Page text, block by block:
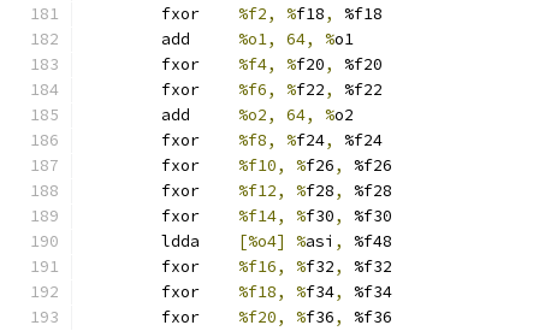
%f2, %f18,
%f18
%o1, 64, %o1
%f4, %f20,
%f20
%f6, %f22,
%f22
%o2, 64, %o2
%f8, %f24,
%f24
%f10, %f26,
%f26
%f12, %f28,
%f28
%f14, %f30,
%f30
[%o4] %asi ,
%f48
%f16, %f32,
%f32
%f18, %f34,
%f34
%f20, %f36,
%f36